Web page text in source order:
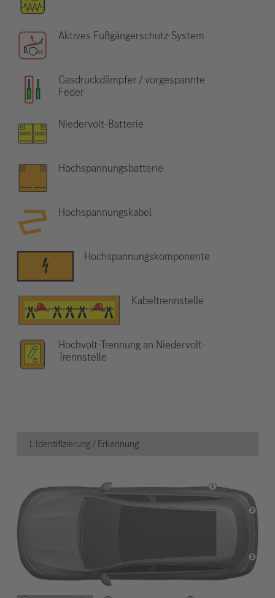
Aktives Fußgängerschutz-System
Gasdruckdämpfer / vorgespannte
Feder
Niedervolt-Batterie
Hochspannungsbatterie
Hochspannungskabel
Hochspannungskomponente
Kabeltrennstelle
Hochvolt-Trennung an Niedervolt-
Trennstelle
1. Identifizierung / Erkennung